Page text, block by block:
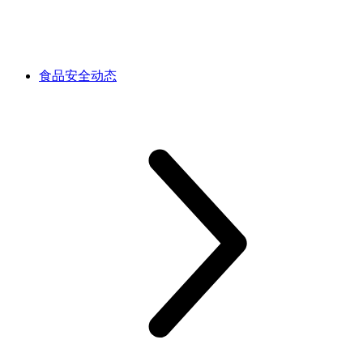
食品安全动态